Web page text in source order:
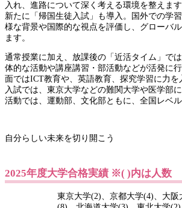
入れ、進路について深く考える環境を整えま
新たに「帰国生徒入試」も導入。国外での学
様な背景や国際的な視点を評価し、グローバ
ます。
通常授業に加え、放課後の「近活タイム」で
体的な活動や講座講習・部活動などが活発に
面ではICT教育や、英語教育、探究学習に力を
入試では、東京大学などの難関大学や医学部
活動では、運動部、文化部ともに、全国レベル
自分らしい未来を切り開こう
2025年度大学合格実績 ※( )内は人数
東京大学(2)、京都大学(4)、大阪